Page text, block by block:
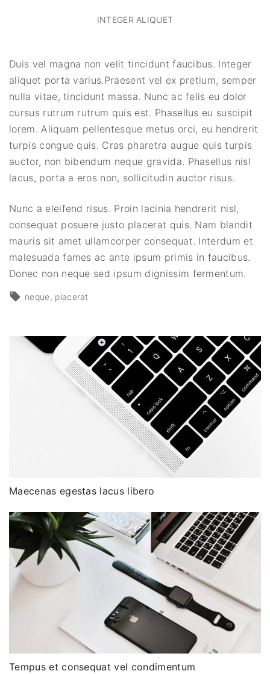
INTEGER ALIQUET
Duis vel magna non velit tincidunt faucibus. Integer
aliquet porta varius.Praesent vel ex pretium, semper
nulla vitae, tincidunt massa. Nunc ac felis eu dolor
cursus rutrum rutrum quis est. Phasellus eu suscipit
lorem. Aliquam pellentesque metus orci, eu hendrerit
turpis congue quis. Cras pharetra augue quis turpis
auctor, non bibendum neque gravida. Phasellus nisl
lacus, porta a eros non, sollicitudin auctor risus.
Nunc a eleifend risus. Proin lacinia hendrerit nisl,
consequat posuere justo placerat quis. Nam blandit
mauris sit amet ullamcorper consequat. Interdum et
malesuada fames ac ante ipsum primis in faucibus.
Donec non neque sed ipsum dignissim fermentum.
neque placerat
Maecenas egestas lacus libero
Tempus et consequat vel condimentum